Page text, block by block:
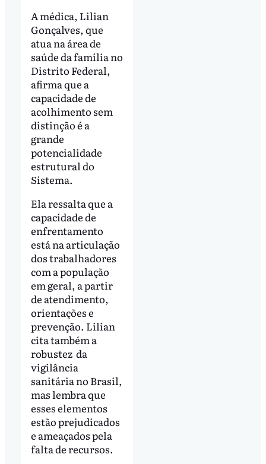
A médica, Lilian
Gonçalves, que
atua na área de
saúde da família no
Distrito Federal,
afirma que a
capacidade de
acolhimento sem
distinção é a
grande
potencialidade
estrutural do
Sistema.
Ela ressalta que a
capacidade de
enfrentamento
está na articulação
dos trabalhadores
com a população
em geral, a partir
de atendimento,
orientações e
prevenção. Lilian
cita também a
robustez da
vigilância
sanitária no Brasil,
mas lembra que
esses elementos
estão prejudicados
e ameaçados pela
falta de recursos.